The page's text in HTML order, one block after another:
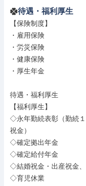
待遇・福利厚生
【保険制度】
・雇用保険
・労災保険
・健康保険
・厚生年金
待遇・福利厚生
【福利厚生】
◇永年勤続表彰（勤続
祝金）
◇確定拠出年金
◇確定給付年金
◇結婚祝金・出産祝金
◇育児休業